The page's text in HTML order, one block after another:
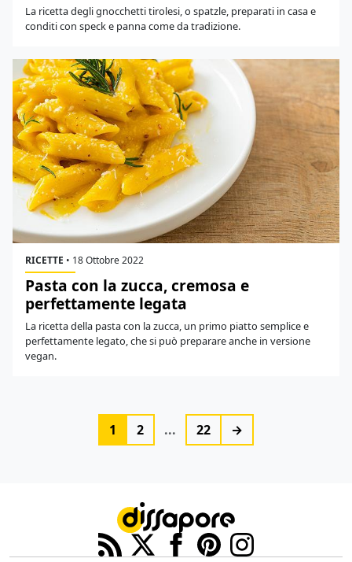
La ricetta degli gnocchetti tirolesi, o spatzle, preparati in casa e
conditi con speck e panna come da tradizione.
RICETTE • 18 Ottobre 2022
Pasta con la zucca, cremosa e
perfettamente legata
La ricetta della pasta con la zucca, un primo piatto semplice e
perfettamente legato, che si può preparare anche in versione
vegan.
1 2 ... 22 →